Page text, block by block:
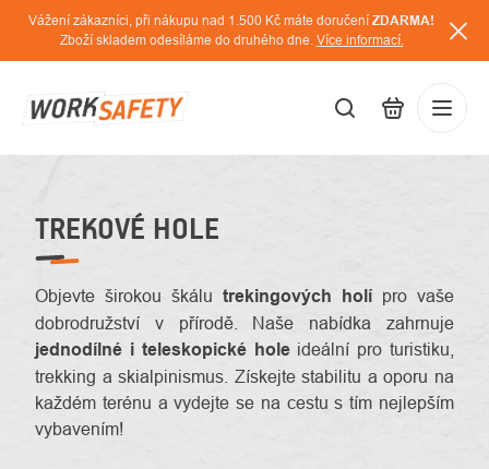
Přejít
obsah
Vážení zákazníci, při nákupu nad 1.500 Kč máte doručení ZDARMA!
Zboží skladem odesíláme do druhého dne. Více informací.
TREKOVÉ HOLE
Objevte širokou škálu trekingových holí pro vaše
dobrodružství v přírodě. Naše nabídka zahrnuje
jednodílné i teleskopické holeideální pro turistiku,
trekking a skialpinismus. Získejte stabilitu a oporu na
každém terénu a vydejte se na cestu s tím nejlepším
vybavením!